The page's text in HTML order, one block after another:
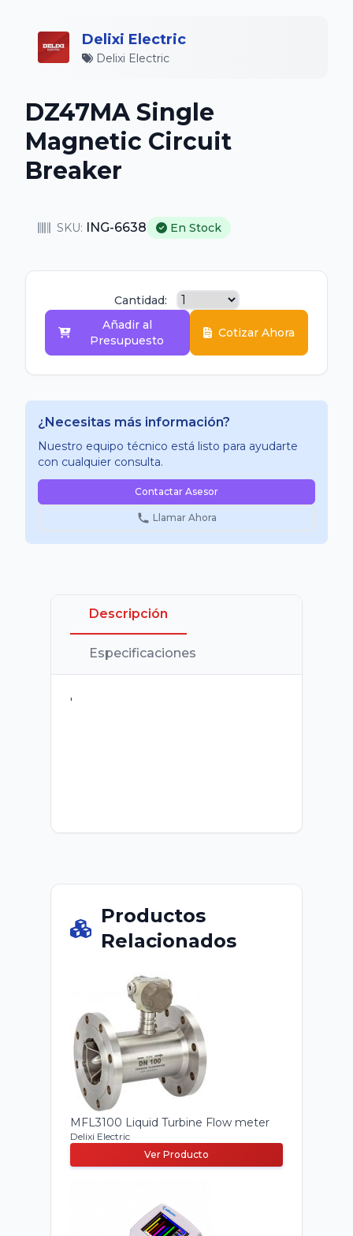
Delixi Electric
Delixi Electric
DZ47MA Single
Magnetic Circuit
Breaker
SKU: ING-6638 En Stock
Cantidad:
Añadir al
Presupuesto
Cotizar Ahora
¿Necesitas más información?
Nuestro equipo técnico está listo para ayudarte
con cualquier consulta.
Contactar Asesor
Llamar Ahora
Descripción
Especificaciones
'
Productos
Relacionados
MFL3100 Liquid Turbine Flow meter
Delixi Electric
Ver Producto